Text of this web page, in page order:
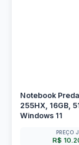
Notebook
255HX, 16GB,
Windows 11
PREÇO
R$